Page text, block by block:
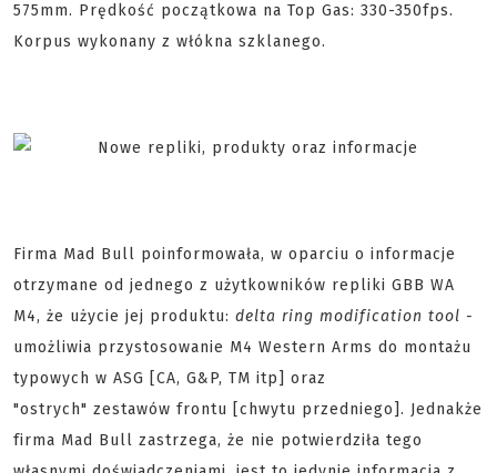
575mm. Prędkość początkowa na Top Gas: 330-350fps.
Korpus wykonany z włókna szklanego.
Firma Mad Bull poinformowała, w oparciu o informacje
otrzymane od jednego z użytkowników repliki GBB WA
M4, że użycie jej produktu: delta ring modification tool -
umożliwia przystosowanie M4 Western Arms do montażu
typowych w ASG [CA, G&P, TM itp] oraz
"ostrych" zestawów frontu [chwytu przedniego]. Jednakże
firma Mad Bull zastrzega, że nie potwierdziła tego